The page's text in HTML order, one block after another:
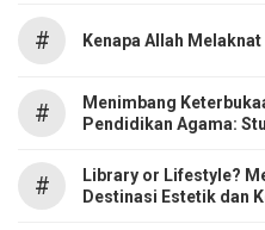
# Kenapa Allah
#
Menimbang
Pendidikan Agama:
#
Library or Lifestyle?
Destinasi Estetik dan